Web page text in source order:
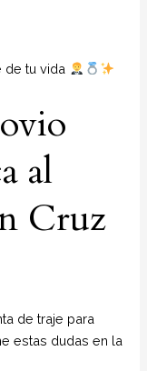
de tu vida
al
Cruz
de traje para
estas dudas en la